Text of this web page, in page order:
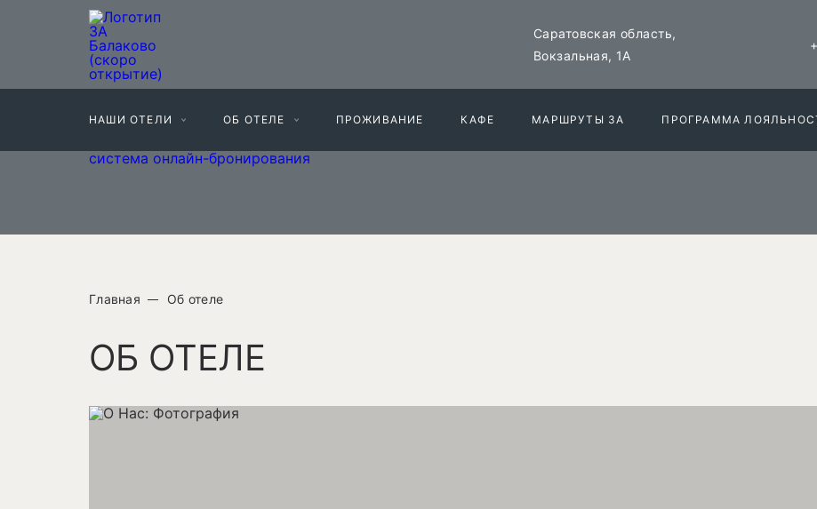
Саратовская область,
Вокзальная, 1А
НАШИ ОТЕЛИ ОБ ОТЕЛЕ ПРОЖИВАНИЕ КАФЕ МАРШРУТЫ 3А ПРОГРАММА
система онлайн-бронирования
Главная Об отеле
ОБ ОТЕЛЕ